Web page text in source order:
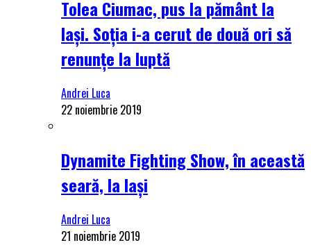
Tolea Ciumac, pus la pământ la
Iași. Soția i-a cerut de două ori să
renunțe la luptă
Andrei Luca
22 noiembrie 2019
Dynamite Fighting Show, în această
seară, la Iași
Andrei Luca
21 noiembrie 2019